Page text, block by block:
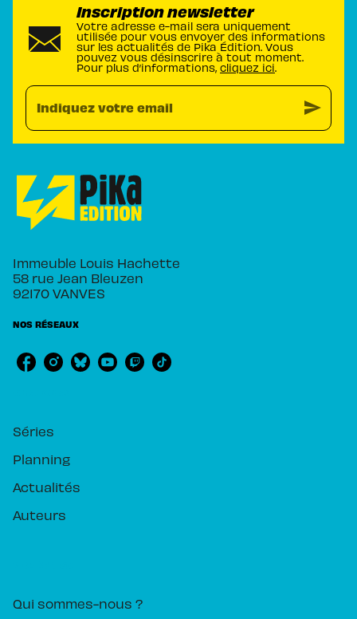
Inscription newsletter
Votre adresse e-mail sera uniquement
utilisée pour vous envoyer des informations
sur les actualités de Pika Édition. Vous
pouvez vous désinscrire à tout moment.
Pour plus d’informations, cliquez ici.
Indiquez votre email send
Immeuble Louis Hachette
58 rue Jean Bleuzen
92170 VANVES
NOS RÉSEAUX
Séries
Planning
Actualités
Auteurs
Qui sommes-nous ?